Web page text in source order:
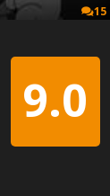
15
9.0